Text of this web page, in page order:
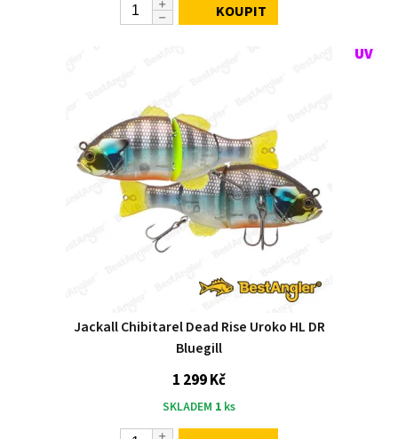
KOUPIT
Jackall Chibitarel Dead Rise Uroko HL DR
Bluegill
1 299 Kč
SKLADEM 1 ks